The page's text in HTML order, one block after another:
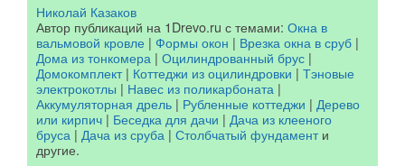
Николай Казаков
Автор публикаций на 1Drevo.ru с темами: Окна в
вальмовой кровле | Формы окон | Врезка окна в сруб |
Дома из тонкомера | Оцилиндрованный брус |
Домокомплект| Коттеджи из оцилиндровки| Тэновые
электрокотлы |Навес из поликарбоната |
Аккумуляторная дрель | Рубленные коттеджи | Дерево
или кирпич| Беседка для дачи | Дача из клееного
бруса | Дача из сруба|Столбчатый фундаменти
другие.